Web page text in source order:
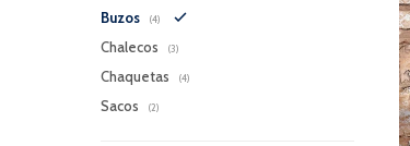
Buzos (4)
Chalecos (3)
Chaquetas (4)
Sacos (2)